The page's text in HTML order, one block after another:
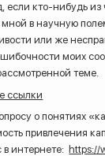
если кто-нибудь из
мной в научную
или же
моих
теме.
ссылки
о понятиях
привлечения
интернете: https://